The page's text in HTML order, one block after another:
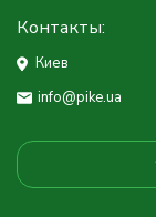
Контакты:
Киев
info@pike.ua